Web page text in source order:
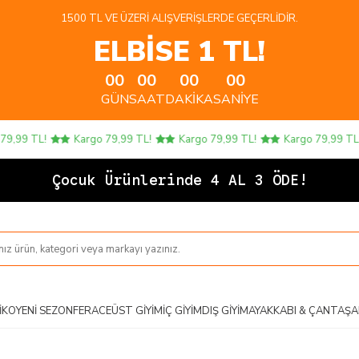
1500 TL VE ÜZERI ALIŞVERIŞLERDE GEÇERLIDIR.
ELBİSE 1 TL!
00
GÜN
00
SAAT
00
DAKIKA
00
SANIYE
TL! Kargo 79,99 TL! Kargo 79,99 TL! Kargo 79,99 TL!
Çocuk Ürünlerinde 4 AL 3 ÖDE!
YENI SEZONFERACEÜST GIYIMİÇ GIYIMDIŞ GIYIMAYAKKABI & ÇANTA